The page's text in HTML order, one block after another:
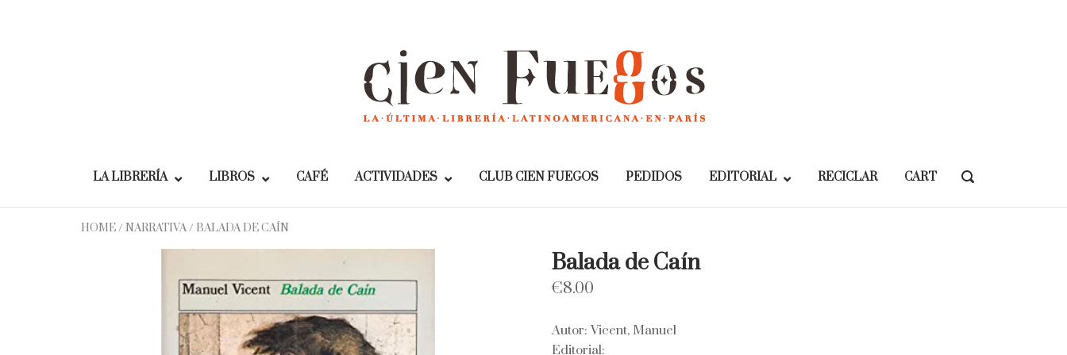
LA LIBRERÍA LIBROS CAFÉ ACTIVIDADES CLUB CIEN FUEGOS PEDIDOS EDITORIAL RECICLAR CART
OPEN
BAR
HOME/ NARRATIVA/ BALADA DE CAÍN
Balada de Caín
€8.00
Autor: Vicent, Manuel
Editorial: